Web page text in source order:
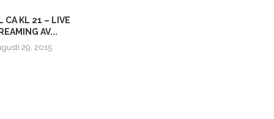
CA KL 21 – LIVE
AV...
29, 2015